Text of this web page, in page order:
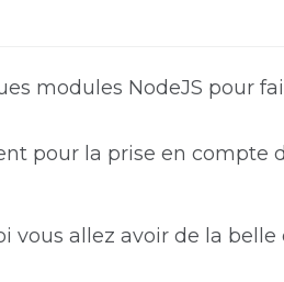
modules NodeJS pour
pour la prise en compte
vous allez avoir de la belle